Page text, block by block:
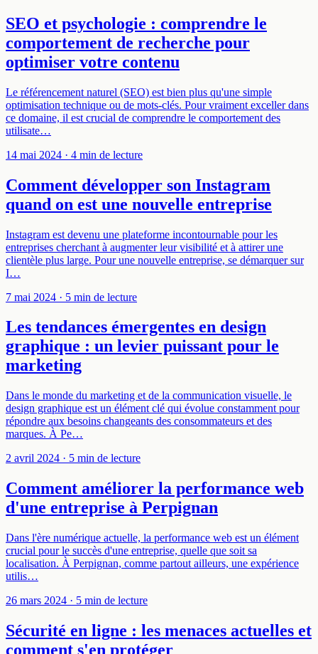
SEO et psychologie : comprendre le
comportement de recherche pour
optimiser votre contenu
Le référencement naturel (SEO) est bien plus qu'une simple
optimisation technique ou de mots-clés. Pour vraiment exceller dans
ce domaine, il est crucial de comprendre le comportement des
utilisate…
14 mai 2024 · 4 min de lecture
Comment développer son Instagram
quand on est une nouvelle entreprise
Instagram est devenu une plateforme incontournable pour les
entreprises cherchant à augmenter leur visibilité et à attirer une
clientèle plus large. Pour une nouvelle entreprise, se démarquer sur
I…
7 mai 2024 · 5 min de lecture
Les tendances émergentes en design
graphique : un levier puissant pour le
marketing
Dans le monde du marketing et de la communication visuelle, le
design graphique est un élément clé qui évolue constamment pour
répondre aux besoins changeants des consommateurs et des
marques. À Pe…
2 avril 2024 · 5 min de lecture
Comment améliorer la performance web
d'une entreprise à Perpignan
Dans l'ère numérique actuelle, la performance web est un élément
crucial pour le succès d'une entreprise, quelle que soit sa
localisation. À Perpignan, comme partout ailleurs, une expérience
utilis…
26 mars 2024 · 5 min de lecture
Sécurité en ligne : les menaces actuelles et
comment s'en protéger